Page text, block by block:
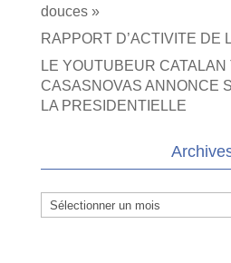
douces »
RAPPORT D’ACTIVITE DE
LE YOUTUBEUR CATALAN
CASASNOVAS ANNONCE
LA PRESIDENTIELLE
Archives